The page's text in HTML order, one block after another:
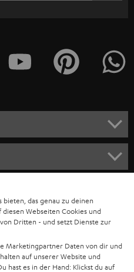
das genau zu deinen
Webseiten Cookies und
Dritten - und setzt Dienste zur
Marketingpartner Daten von dir und
auf unserer Website und
hast es in der Hand: Klickst du auf